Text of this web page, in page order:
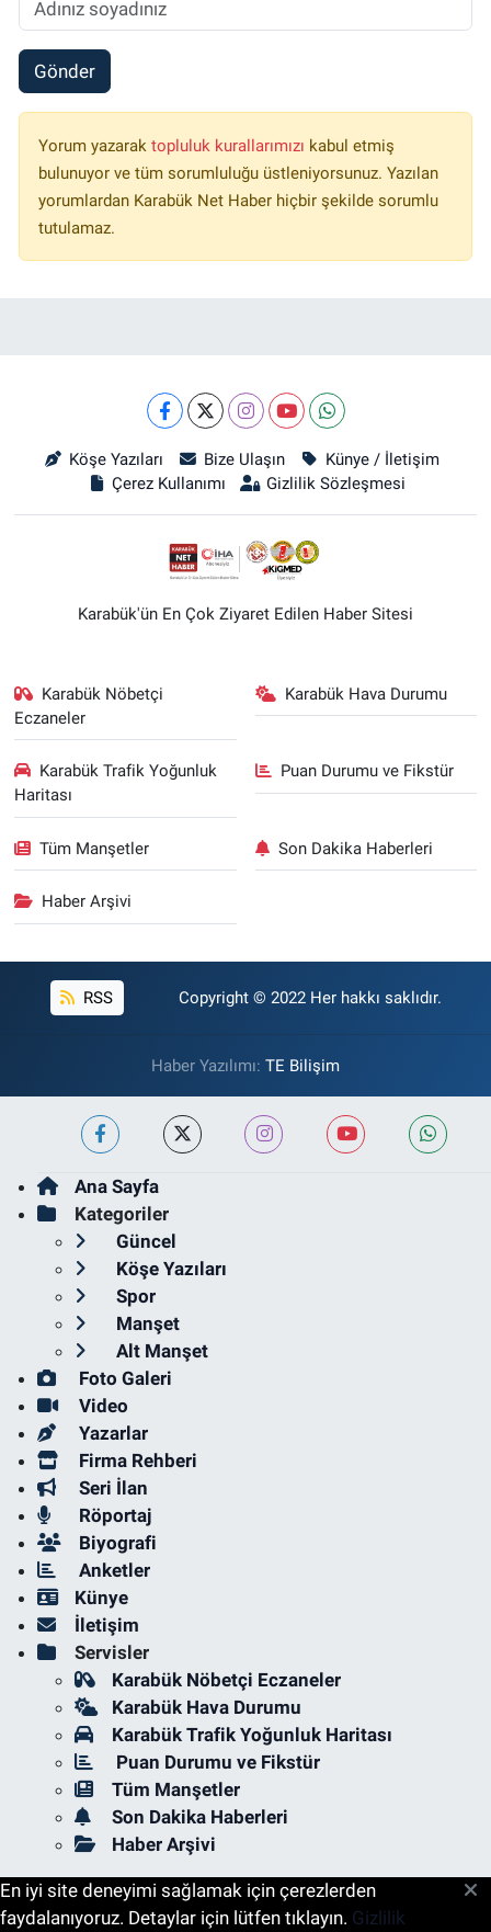
Gönder
Yorum yazarak topluluk kurallarımızı kabul etmiş
bulunuyor ve tüm sorumluluğu üstleniyorsunuz. Yazılan
yorumlardan Karabük Net Haber hiçbir şekilde sorumlu
tutulamaz.
Köşe Yazıları Bize Ulaşın
Künye / İletişim
Çerez Kullanımı
Gizlilik Sözleşmesi
Karabük'ün En Çok Ziyaret Edilen Haber Sitesi
Karabük Nöbetçi
Eczaneler
Karabük Hava Durumu
Karabük Trafik Yoğunluk
Haritası
Puan Durumu ve Fikstür
Tüm Manşetler Son Dakika Haberleri
Haber Arşivi
RSS Copyright © 2022 Her hakkı saklıdır.
Haber Yazılımı: TE Bilişim
Ana Sayfa
Kategoriler
Güncel
Köşe Yazıları
Spor
Manşet
Alt Manşet
Foto Galeri
Video
Yazarlar
Firma Rehberi
Seri İlan
Röportaj
Biyografi
Anketler
Künye
İletişim
Servisler
Karabük Nöbetçi Eczaneler
Karabük Hava Durumu
Karabük Trafik Yoğunluk Haritası
Puan Durumu ve Fikstür
Tüm Manşetler
Son Dakika Haberleri
Haber Arşivi
En iyi site deneyimi sağlamak için çerezlerden
faydalanıyoruz. Detaylar için lütfen tıklayın. Gizlilik